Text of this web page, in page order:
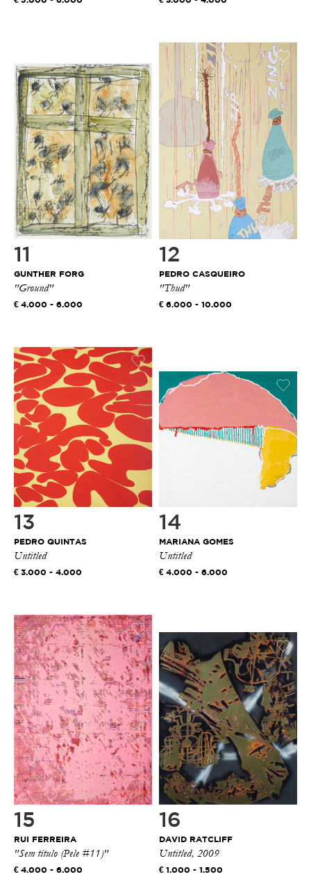
11
GUNTHER FORG
"Ground"
4.000 - 6.000
12
PEDRO CASQUEIRO
"Thud"
6.000 - 10.000
13
PEDRO QUINTAS
Untitled
3.000 - 4.000
14
MARIANA GOMES
Untitled
4.000 - 6.000
15
RUI FERREIRA
"Sem título (Pele #11)"
4.000 - 6.000
16
DAVID RATCLIFF
Untitled, 2009
1.000 - 1.500